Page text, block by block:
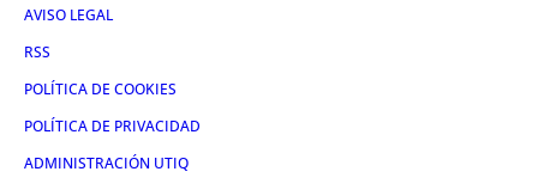
AVISO LEGAL
RSS
POLÍTICA DE COOKIES
POLÍTICA DE PRIVACIDAD
ADMINISTRACIÓN UTIQ